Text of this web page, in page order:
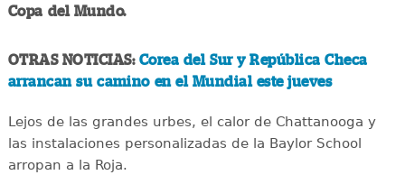
Copa del Mundo.
OTRAS NOTICIAS: Corea del Sur y República Checa
arrancan su camino en el Mundial este jueves
Lejos de las grandes urbes, el calor de Chattanooga y
las instalaciones personalizadas de la Baylor School
arropan a la Roja.